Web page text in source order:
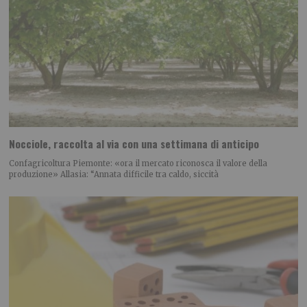
Nocciole, raccolta al via con una settimana di anticipo
Confagricoltura Piemonte: «ora il mercato riconosca il valore della
produzione» Allasia: “Annata difficile tra caldo, siccità